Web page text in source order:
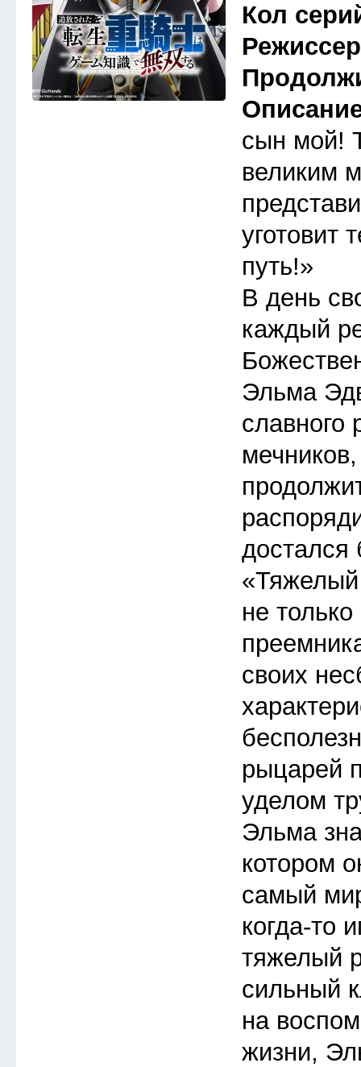
Кол
сын мой!
великим
уготовит
путь!»
В день
каждый
Эльма
славного
не
своих
рыцарей
уделом
Эльма
котором
самый
когда-то
тяжелый
сильный
на
жизни,